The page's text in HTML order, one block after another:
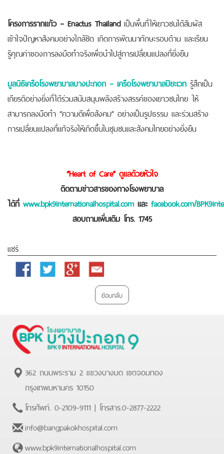
โครงการรากแก้ว – Enactus Thailandเป็นพื้นที่ให้เยาวชนได้สัมผัส
เข้าใจปัญหาสังคมอย่างใกล้ชิด เกิดการพัฒนาทักษะรอบด้าน และเรียน
รู้คุณค่าของการลงมือทำจริงเพื่อนำไปสู่การเปลี่ยนแปลงที่ยั่งยืน
มูลนิธิเครือโรงพยาบาลบางปะกอก – เครือโรงพยาบาลปิยะเวท รู้สึกเป็น
เกียรติอย่างยิ่งที่ได้ร่วมสนับสนุนพลังสร้างสรรค์ของเยาวชนไทย ให้
สามารถลงมือทำ “ความดีเพื่อสังคม” อย่างเป็นรูปธรรม และร่วมสร้าง
การเปลี่ยนแปลงที่แท้จริงให้เกิดขึ้นในชุมชนและสังคมไทยอย่างยั่งยืน
“Heart of Care” ดูแลด้วยหัวใจ
ติดตามข่าวสารของทางโรงพยาบาล
ได้ที่ www.bpk9internationalhospital.comและ facebook.com/
สอบถามเพิ่มเติม โทร. 1745
แชร์
Facebook Twitter
Google
Email
ย้อนกลับ
362 ถนนพระราม 2 แขวงบางมด เขตจอมทอง
กรุงเทพมหานคร 10150
โทรศัพท์. 0-2109-9111 | โทรสาร.0-2877-2222
info@bangpakokhospital.com
www.bpk9internationalhospital.com